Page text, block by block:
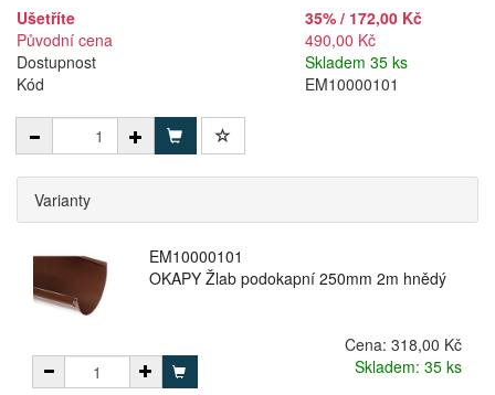
Ušetříte
35% / 172,00 Kč
Původní cena
490,00 Kč
Dostupnost
Skladem 35 ks
Kód
EM10000101
Varianty
EM10000101
OKAPY Žlab podokapní 250mm 2m hnědý
Cena: 318,00 Kč
Skladem: 35 ks